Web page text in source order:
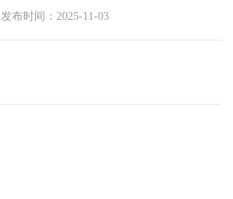
发布时间：2025-11-03